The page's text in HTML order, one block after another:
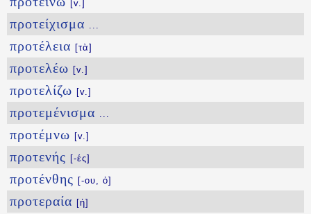
[v.]
προτείχισμα ...
προτέλεια [τὰ]
προτελέω [v.]
προτελίζω [v.]
προτεμένισμα ...
προτέμνω [v.]
προτενής [-ές]
προτένθης [-ου, ὁ]
προτεραία [ἡ]